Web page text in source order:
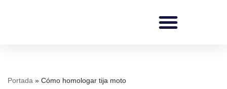
Portada » Cómo homologar tija moto